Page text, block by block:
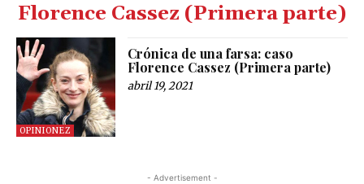
Florence Cassez (Primera parte)
OPINIONEZ
Crónica de una farsa: caso
Florence Cassez (Primera parte)
abril 19, 2021
- Advertisement -